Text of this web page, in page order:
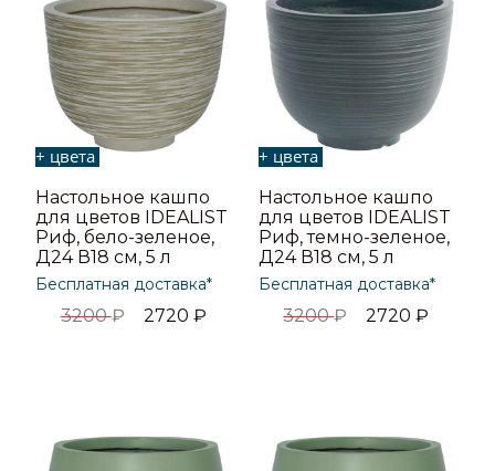
+ цвета
Настольное кашпо
для цветов IDEALIST
Риф, бело-зеленое,
Д24 В18 см, 5 л
Бесплатная доставка*
3200₽ 2720 ₽
+ цвета
Настольное кашпо
для цветов IDEALIST
Риф, темно-зеленое,
Д24 В18 см, 5 л
Бесплатная доставка*
3200₽ 2720₽